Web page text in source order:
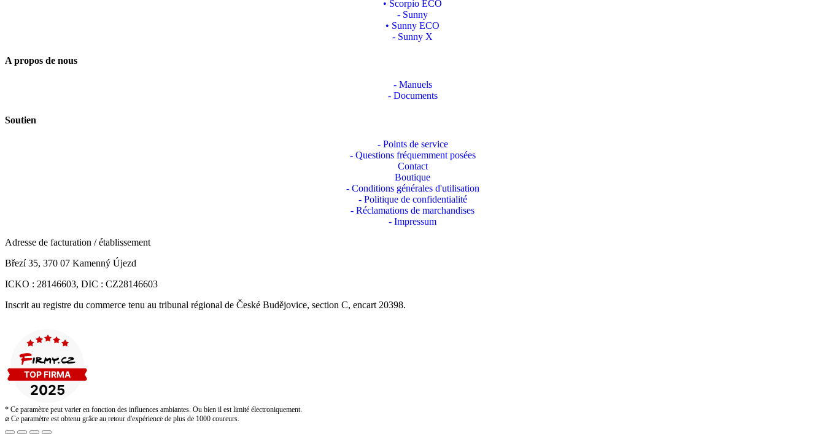
• Scorpio ECO
- Sunny
• Sunny ECO
- Sunny X
A propos de nous
- Manuels
- Documents
Soutien
- Points de service
- Questions fréquemment posées
Contact
Boutique
- Conditions générales d'utilisation
- Politique de confidentialité
- Réclamations de marchandises
- Impressum
Adresse de facturation / établissement
Březí 35, 370 07 Kamenný Újezd
ICKO : 28146603, DIC : CZ28146603
Inscrit au registre du commerce tenu au tribunal régional de České Budějovice, section C, encart 20398.
* Ce paramètre peut varier en fonction des influences ambiantes. Ou bien il est limité électroniquement.
⌀ Ce paramètre est obtenu grâce au retour d'expérience de plus de 1000 coureurs.